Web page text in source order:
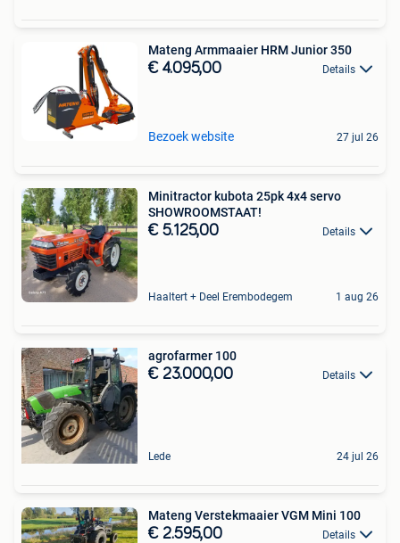
Mateng Armmaaier HRM Junior 350
€ 4.095,00 Details
Bezoek website 27 jul 26
Minitractor kubota 25pk 4x4 servo
SHOWROOMSTAAT!
€ 5.125,00 Details
Haaltert + Deel Erembodegem 1 aug 26
agrofarmer 100
€ 23.000,00 Details
Lede 24 jul 26
Mateng Verstekmaaier VGM Mini 100
€ 2.595,00 Details